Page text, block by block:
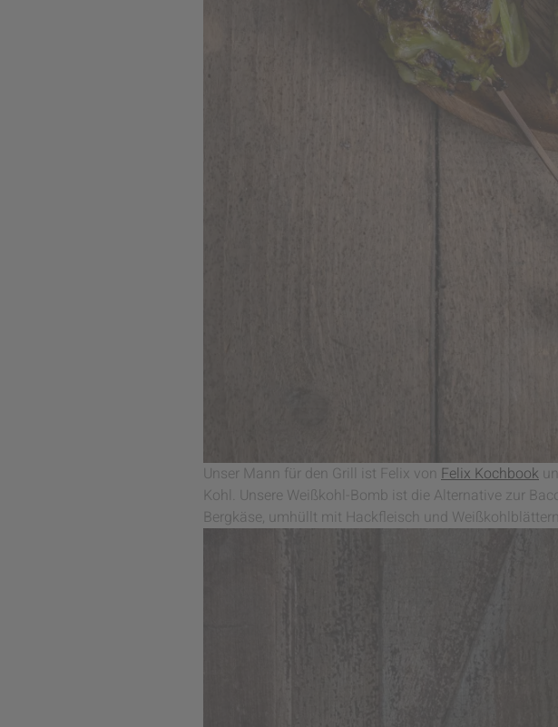
Unser Mann für den Grill ist Felix von Felix Kochbook
Kohl. Unsere Weißkohl-Bomb ist die Alternative zur
Bergkäse, umhüllt mit Hackfleisch und